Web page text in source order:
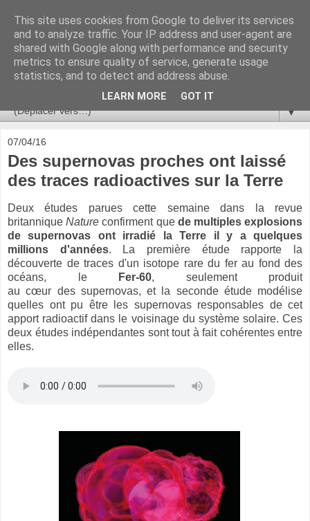
Ça se passe là haut
Astronomie, Astrophysique, Astroparticules, Cosmologie.
L'infini se contemple, indéfiniment. ISSN 2272-5768
▼
07/04/16
Des supernovas proches ont laissé
des traces radioactives sur la Terre
Deux études parues cette semaine dans la revue
britanniqueNature confirment que de multiples explosions
de supernovas ont irradié la Terre il y a quelques
millions d'années. La première étude rapporte la
découverte de traces d'un isotope rare du fer au fond des
océans, le
Fer-60, seulement produit
au cœur des supernovas, et la seconde étude modélise
quelles ont pu être les supernovas responsables de cet
apport radioactif dans le voisinage du système solaire. Ces
deux études indépendantes sont tout à fait cohérentes entre
elles.
This site uses cookies from Google to deliver its services
and to analyze traffic. Your IP address and user-agent are
shared with Google along with performance and security
metrics to ensure quality of service, generate usage
statistics, and to detect and address abuse.
LEARN MORE GOT IT